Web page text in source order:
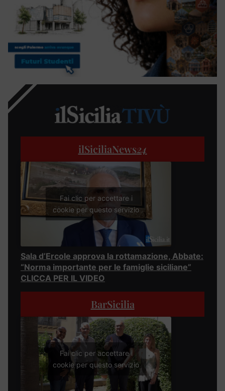
ilSiciliaNews24
Fai clic per accettare i
cookie per questo servizio
Sala d’Ercole approva la rottamazione, Abbate:
“Norma importante per le famiglie siciliane”
CLICCA PER IL VIDEO
BarSicilia
Fai clic per accettare i
cookie per questo servizio